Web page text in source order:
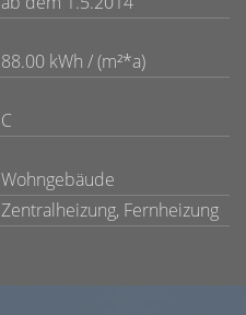
88.00 kWh / (m²*a)
C
Wohngebäude
Zentralheizung, Fernheizung